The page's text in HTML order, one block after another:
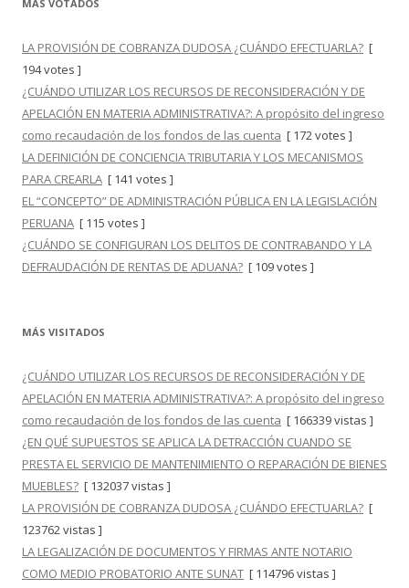
MÁS VOTADOS
LA PROVISIÓN DE COBRANZA DUDOSA ¿CUÁNDO EFECTUARLA? [
194 votes ]
¿CUÁNDO UTILIZAR LOS RECURSOS DE RECONSIDERACIÓN Y DE
APELACIÓN EN MATERIA ADMINISTRATIVA?: A propósito del ingreso
como recaudación de los fondos de las cuenta [ 172 votes ]
LA DEFINICIÓN DE CONCIENCIA TRIBUTARIA Y LOS MECANISMOS
PARA CREARLA [ 141 votes ]
EL “CONCEPTO” DE ADMINISTRACIÓN PÚBLICA EN LA LEGISLACIÓN
PERUANA [ 115 votes ]
¿CUÁNDO SE CONFIGURAN LOS DELITOS DE CONTRABANDO Y LA
DEFRAUDACIÓN DE RENTAS DE ADUANA? [ 109 votes ]
MÁS VISITADOS
¿CUÁNDO UTILIZAR LOS RECURSOS DE RECONSIDERACIÓN Y DE
APELACIÓN EN MATERIA ADMINISTRATIVA?: A propósito del ingreso
como recaudación de los fondos de las cuenta [ 166339 vistas ]
¿EN QUÉ SUPUESTOS SE APLICA LA DETRACCIÓN CUANDO SE
PRESTA EL SERVICIO DE MANTENIMIENTO O REPARACIÓN DE BIENES
MUEBLES? [ 132037 vistas ]
LA PROVISIÓN DE COBRANZA DUDOSA ¿CUÁNDO EFECTUARLA? [
123762 vistas ]
LA LEGALIZACIÓN DE DOCUMENTOS Y FIRMAS ANTE NOTARIO
COMO MEDIO PROBATORIO ANTE SUNAT [ 114796 vistas ]